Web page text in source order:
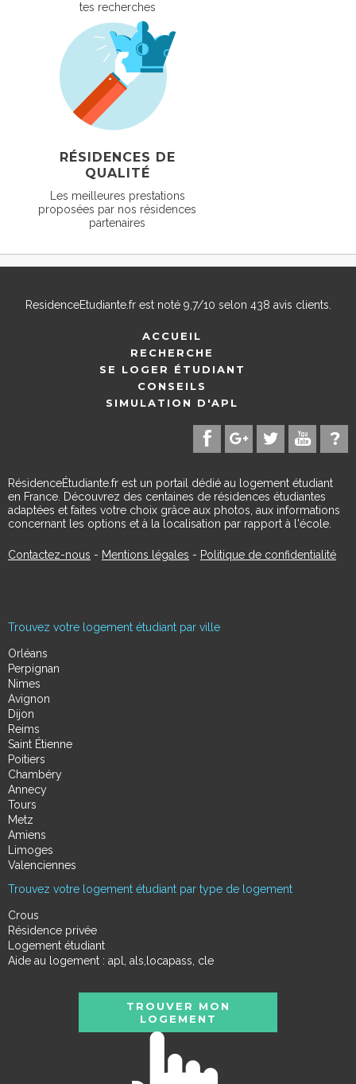
tes recherches
RÉSIDENCES DE
QUALITÉ
Les meilleures prestations
proposées par nos résidences
partenaires
ResidenceEtudiante.frest noté 9,7/10 selon 438 avis clients.
ACCUEIL
RECHERCHE
SE LOGER ÉTUDIANT
CONSEILS
SIMULATION D'APL
RésidenceÉtudiante.fr est un portail dédié au logement étudiant
en France. Découvrez des centaines de résidences étudiantes
adaptées et faites votre choix grâce aux photos, aux informations
concernant les options et à la localisation par rapport à l'école.
Contactez-nous - Mentions légales - Politique de confidentialité
Trouvez votre logement étudiant par ville
Orléans
Perpignan
Nimes
Avignon
Dijon
Reims
Saint Étienne
Poitiers
Chambéry
Annecy
Tours
Metz
Amiens
Limoges
Valenciennes
Trouvez votre logement étudiant par type de logement
Crous
Résidence privée
Logement étudiant
Aide au logement : apl, als,locapass, cle
TROUVER MON
LOGEMENT